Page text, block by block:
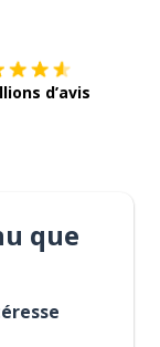
d’avis
que